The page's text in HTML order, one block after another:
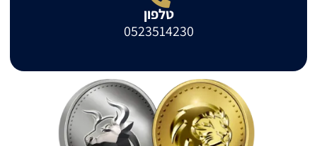
טלפון
0523514230